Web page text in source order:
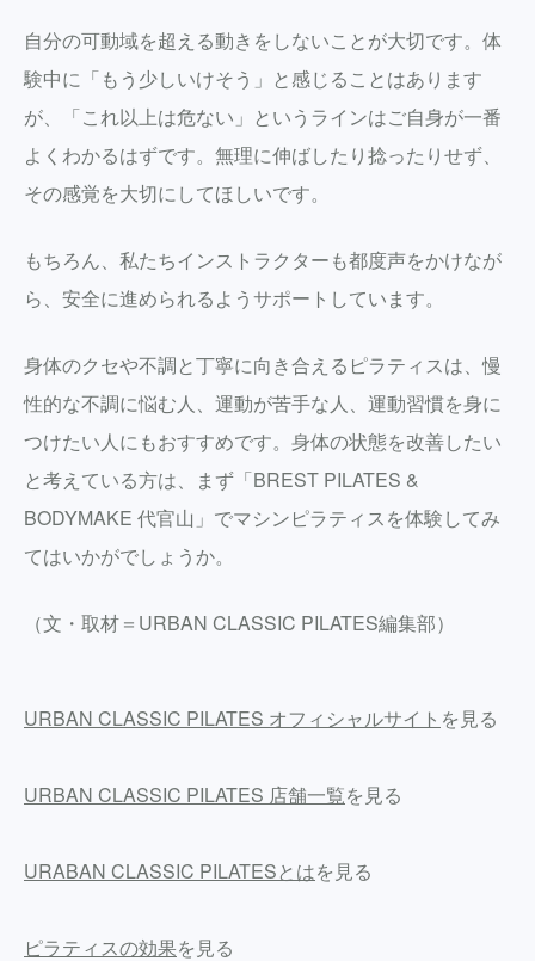
自分の可動域を超える動きをしないことが大切です。体
験中に「もう少しいけそう」と感じることはあります
が、「これ以上は危ない」というラインはご自身が一番
よくわかるはずです。無理に伸ばしたり捻ったりせず、
その感覚を大切にしてほしいです。
もちろん、私たちインストラクターも都度声をかけなが
ら、安全に進められるようサポートしています。
身体のクセや不調と丁寧に向き合えるピラティスは、慢
性的な不調に悩む人、運動が苦手な人、運動習慣を身に
つけたい人にもおすすめです。身体の状態を改善したい
と考えている方は、まず「BREST PILATES &
BODYMAKE 代官山」でマシンピラティスを体験してみ
てはいかがでしょうか。
（文・取材＝URBAN CLASSIC PILATES編集部）
URBAN CLASSIC PILATES オフィシャルサイト を見る
URBAN CLASSIC PILATES 店舗一覧を見る
URABAN CLASSIC PILATESとはを見る
ピラティスの効果を見る